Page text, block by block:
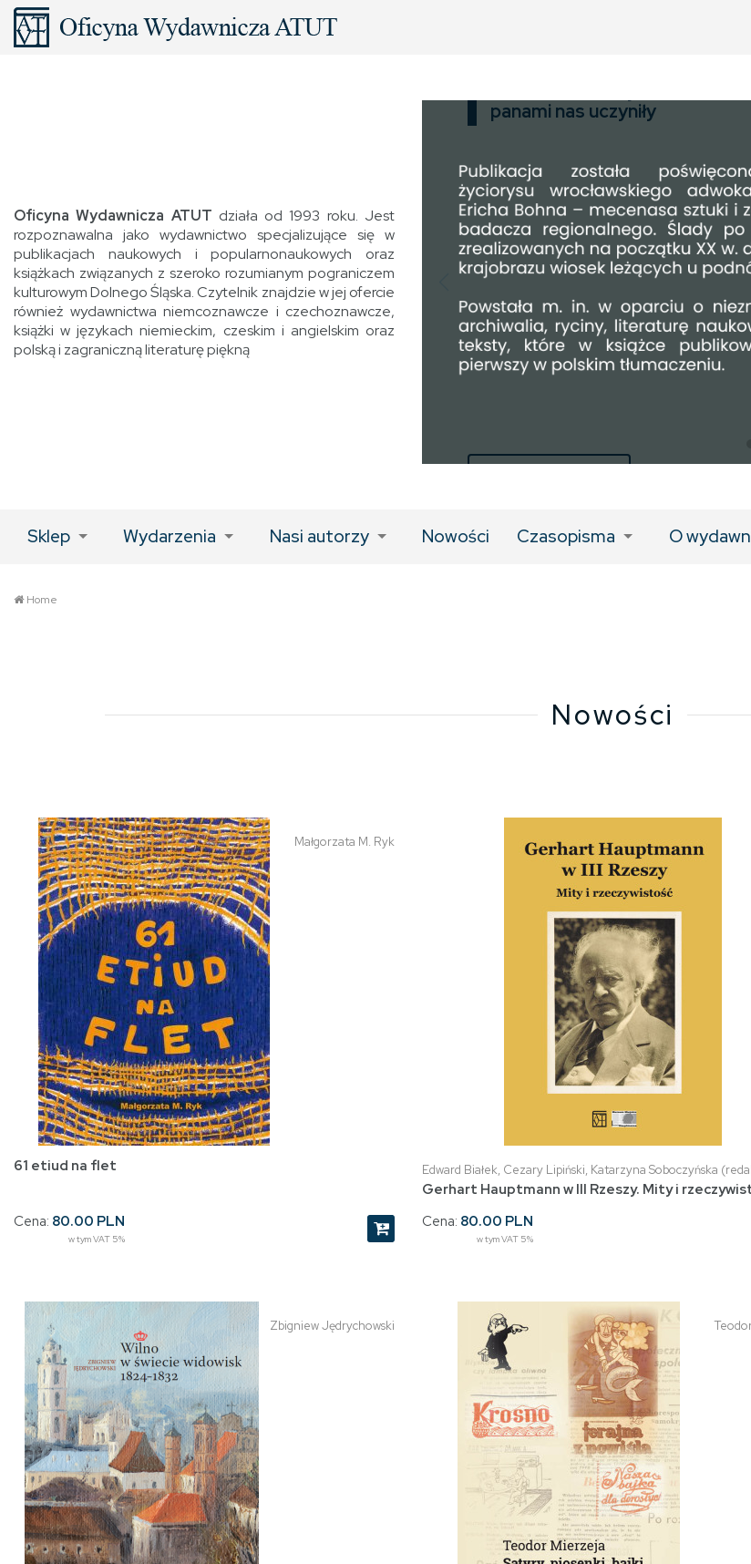
panami nas uczyniły
Oficyna Wydawnicza ATUT działa od 1993 roku. Jest
rozpoznawalna jako wydawnictwo specjalizujące się w
publikacjach naukowych i popularnonaukowych oraz
książkach związanych z szeroko rozumianym pograniczem
kulturowym Dolnego Śląska. Czytelnik znajdzie w jej ofercie
również wydawnictwa niemcoznawcze i czechoznawcze,
książki w językach niemieckim, czeskim i angielskim oraz
polską i zagraniczną literaturę piękną
Sklep Wydarzenia Nasi autorzy Nowości Czasopisma O
Home
Nowości
Małgorzata M. Ryk
61 etiud na flet
Cena: 80.00 PLN
w tym VAT 5%
Edward Białek, Cezary Lipiński, Katarzyna Soboczyńska
Gerhart Hauptmann w III Rzeszy. Mity i
Cena: 80.00 PLN
w tym VAT 5%
Zbigniew Jędrychowski